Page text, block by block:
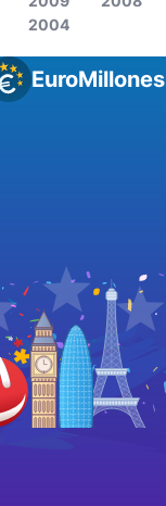
EuroMillones
2004